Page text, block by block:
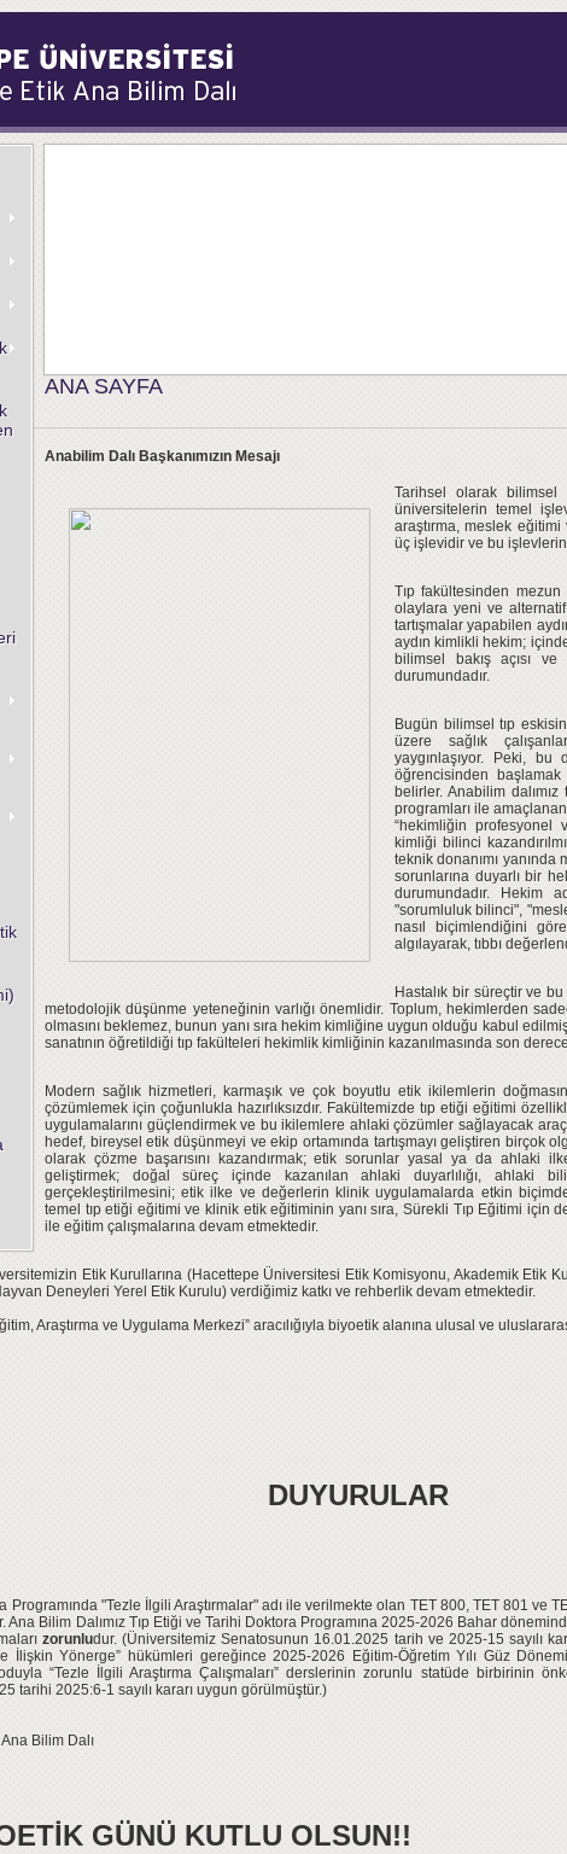
ANA SAYFA
Anabilim Dalı Başkanımızın Mesajı
Tarihsel olarak
üniversitelerin temel
araştırma, meslek
üç işlevidir ve bu
Tıp fakültesinden
olaylara yeni ve
tartışmalar yapabilen
aydın kimlikli hekim;
bilimsel bakış açısı
durumundadır.
Bugün bilimsel tıp
üzere sağlık
yaygınlaşıyor. Peki, bu
öğrencisinden
belirler. Anabilim
programları ile
“hekimliğin profesyonel
kimliği bilinci
teknik donanımı yanında
sorunlarına duyarlı bir
durumundadır. Hekim
"sorumluluk bilinci",
nasıl biçimlendiğini
algılayarak, tıbbı
Hastalık bir süreçtir ve
metodolojik düşünme yeteneğinin varlığı önemlidir. Toplum, hekimlerden
olmasını beklemez, bunun yanı sıra hekim kimliğine uygun olduğu kabul
sanatının öğretildiği tıp fakülteleri hekimlik kimliğinin kazanılmasında son
Modern sağlık hizmetleri, karmaşık ve çok boyutlu etik ikilemlerin
çözümlemek için çoğunlukla hazırlıksızdır. Fakültemizde tıp etiği eğitimi
uygulamalarını güçlendirmek ve bu ikilemlere ahlaki çözümler sağlayacak
hedef, bireysel etik düşünmeyi ve ekip ortamında tartışmayı geliştiren birçok
olarak çözme başarısını kazandırmak; etik sorunlar yasal ya da ahlaki
geliştirmek; doğal süreç içinde kazanılan ahlaki duyarlılığı, ahlaki
gerçekleştirilmesini; etik ilke ve değerlerin klinik uygulamalarda etkin biçimde
temel tıp etiği eğitimi ve klinik etik eğitiminin yanı sıra, Sürekli Tıp Eğitimi için
ile eğitim çalışmalarına devam etmektedir.
Etik Kurullarına (Hacettepe Üniversitesi Etik Komisyonu, Akademik Etik
Deneyleri Yerel Etik Kurulu) verdiğimiz katkı ve rehberlik devam etmektedir.
Araştırma ve Uygulama Merkezi” aracılığıyla biyoetik alanına ulusal ve
DUYURULAR
Programında "Tezle İlgili Araştırmalar" adı ile verilmekte olan TET 800, TET 801 ve
Ana Bilim Dalımız Tıp Etiği ve Tarihi Doktora Programına 2025-2026 Bahar
zorunludur. (Üniversitemiz Senatosunun 16.01.2025 tarih ve 2025-15 sayılı
İlişkin Yönerge” hükümleri gereğince 2025-2026 Eğitim-Öğretim Yılı Güz
“Tezle İlgili Araştırma Çalışmaları” derslerinin zorunlu statüde birbirinin
tarihi 2025:6-1 sayılı kararı uygun görülmüştür.)
Bilim Dalı
GÜNÜ KUTLU OLSUN!!